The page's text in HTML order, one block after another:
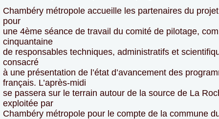
Chambéry métropole accueille les partenaires du
pour
une 4ème séance de travail du comité de pilotage,
cinquantaine
de responsables techniques, administratifs et
consacré
à une présentation de l’état d’avancement des
français. L’après-midi
se passera sur le terrain autour de la source de La
exploitée par
Chambéry métropole pour le compte de la commune